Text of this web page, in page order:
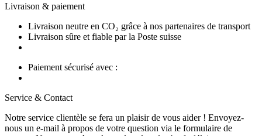
Livraison & paiement
Livraison neutre en CO₂ grâce à nos partenaires de transport
Livraison sûre et fiable par la Poste suisse
Paiement sécurisé avec :
Service & Contact
Notre service clientèle se fera un plaisir de vous aider ! Envoyez-
nous un e-mail à propos de votre question via le formulaire de